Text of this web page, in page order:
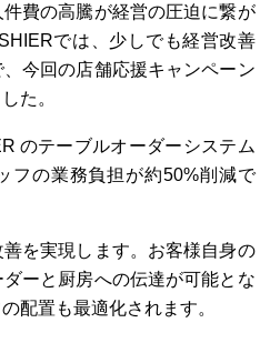
費の高騰が経営の圧迫に繋が
では、少しでも経営改善
今回の店舗応援キャンペーン
た。
のテーブルオーダーシステム
フの業務負担が約50%削減で
を実現します。お客様自身の
ーと厨房への伝達が可能とな
配置も最適化されます。